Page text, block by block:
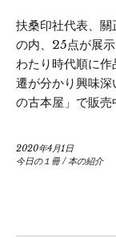
扶桑印社代表、
の内、25点が展
わたり時代順に
遷が分かり興味
の古本屋」で販売
2020年4月1日
今日の１冊/本の紹介